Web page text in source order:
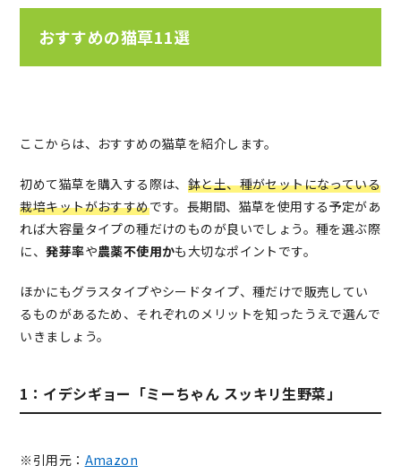
おすすめの猫草11選
ここからは、おすすめの猫草を紹介します。
初めて猫草を購入する際は、 鉢と土、種がセットになっている
栽培キットがおすすめです。長期間、猫草を使用する予定があ
れば大容量タイプの種だけのものが良いでしょう。種を選ぶ際
に、発芽率や農薬不使用かも大切なポイントです。
ほかにもグラスタイプやシードタイプ、種だけで販売してい
るものがあるため、それぞれのメリットを知ったうえで選んで
いきましょう。
1：イデシギョー「ミーちゃん スッキリ生野菜」
※引用元： Amazon